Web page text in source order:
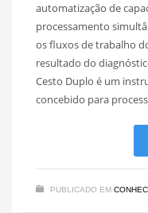
automatização de
processamento
os fluxos de trabalho
resultado do
Cesto Duplo é um
concebido para
PUBLICADO EM